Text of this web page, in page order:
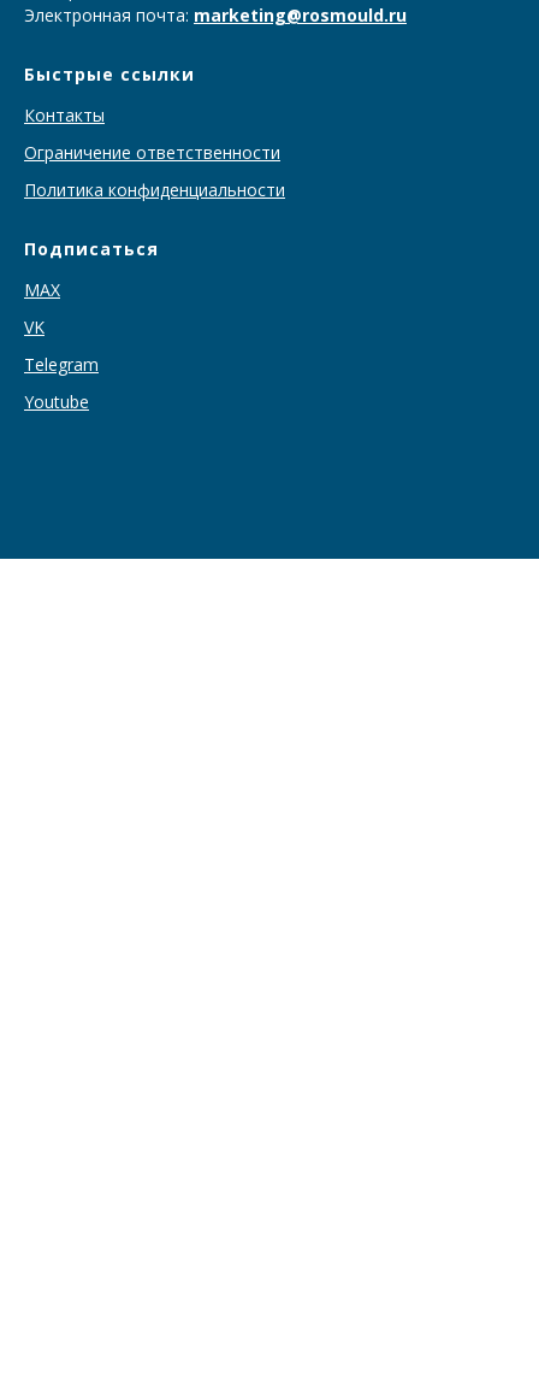
Электронная почта: marketing@rosmould.ru
Быстрые ссылки
Контакты
Ограничение ответственности
Политика конфиденциальности
Подписаться
MAX
VK
Telegram
Youtube